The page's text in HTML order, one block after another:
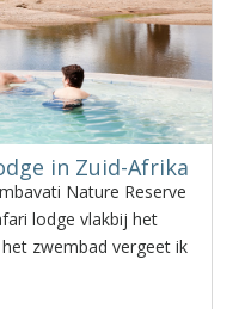
in Zuid-Afrika
Nature Reserve
lodge vlakbij het
zwembad vergeet ik